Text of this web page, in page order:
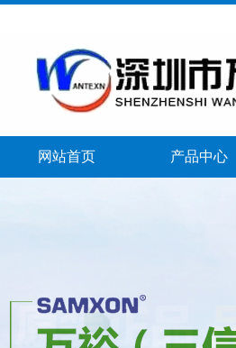
网站首页 产品中心